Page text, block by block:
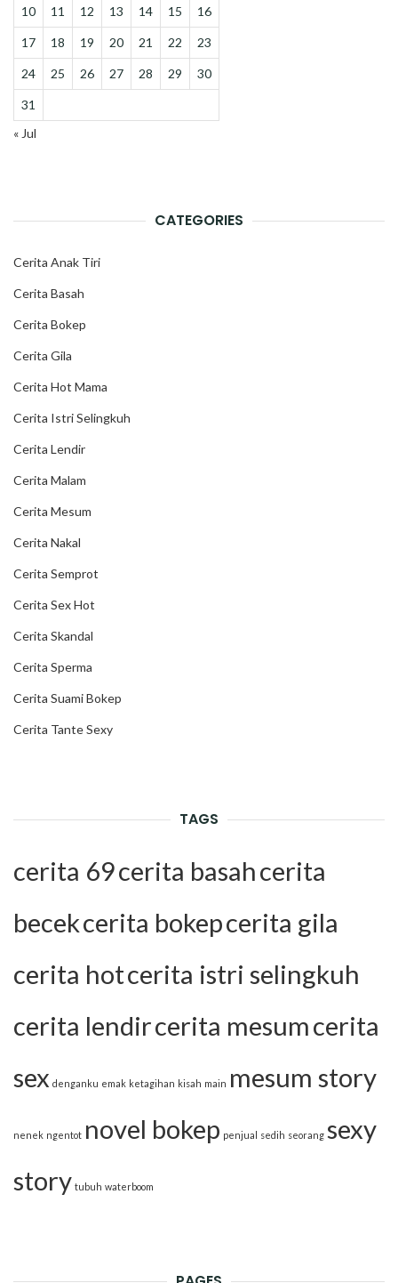
10 11 12 13 14 15 16
17 18 19 20 21 22 23
24 25 26 27 28 29 30
31
« Jul
CATEGORIES
Cerita Anak Tiri
Cerita Basah
Cerita Bokep
Cerita Gila
Cerita Hot Mama
Cerita Istri Selingkuh
Cerita Lendir
Cerita Malam
Cerita Mesum
Cerita Nakal
Cerita Semprot
Cerita Sex Hot
Cerita Skandal
Cerita Sperma
Cerita Suami Bokep
Cerita Tante Sexy
TAGS
cerita 69cerita basahcerita
becekcerita bokepcerita gila
cerita hotcerita istri selingkuh
cerita lendircerita mesumcerita
sex denganku emak ketagihan kisah main mesum story
nenek ngentot novel bokep penjual sedih seorang sexy
story tubuh waterboom